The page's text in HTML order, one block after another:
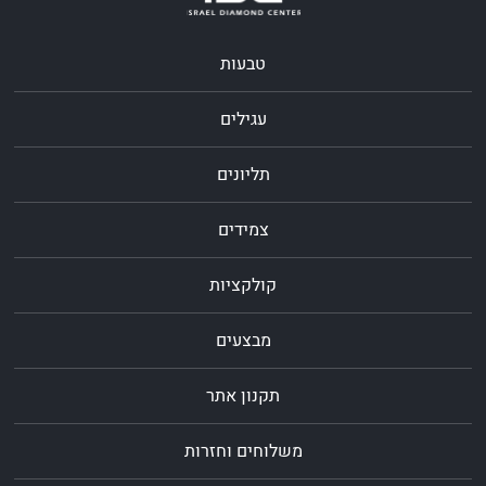
טבעות
עגילים
תליונים
צמידים
קולקציות
מבצעים
תקנון אתר
משלוחים וחזרות